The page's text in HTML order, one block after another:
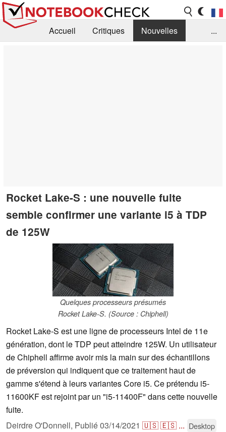
Accueil Critiques
Nouvelles
...
Rocket Lake-S : une nouvelle fuite
semble confirmer une variante i5 à TDP
de 125W
Quelques processeurs présumés
Rocket Lake-S. (Source : Chiphell)
Rocket Lake-S est une ligne de processeurs Intel de 11e
génération, dont le TDP peut atteindre 125W. Un utilisateur
de Chiphell affirme avoir mis la main sur des échantillons
de préversion qui indiquent que ce traitement haut de
gamme s'étend à leurs variantes Core i5. Ce prétendu i5-
11600KF est rejoint par un "i5-11400F" dans cette nouvelle
fuite.
Deirdre O'Donnell, Publié03/14/2021 🇺🇸🇪🇸 ... Desktop